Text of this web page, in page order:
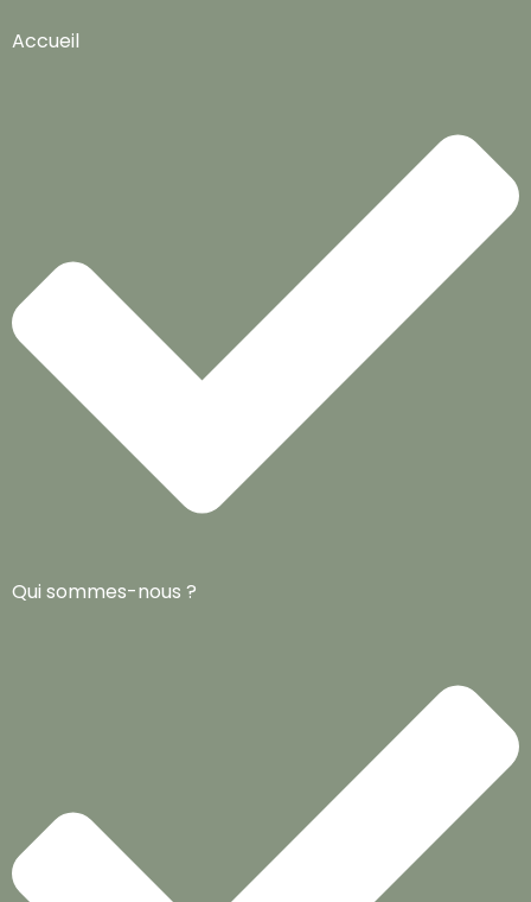
Accueil
Qui sommes-nous ?